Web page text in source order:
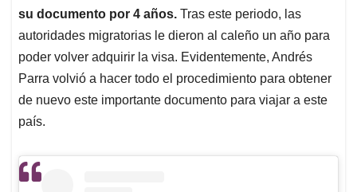
su documento por 4 años. Tras este periodo, las
autoridades migratorias le dieron al caleño un año para
poder volver adquirir la visa. Evidentemente, Andrés
Parra volvió a hacer todo el procedimiento para obtener
de nuevo este importante documento para viajar a este
país.